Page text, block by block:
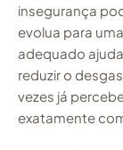
insegurança
evolua para
adequado
reduzir o
vezes já
exatamente